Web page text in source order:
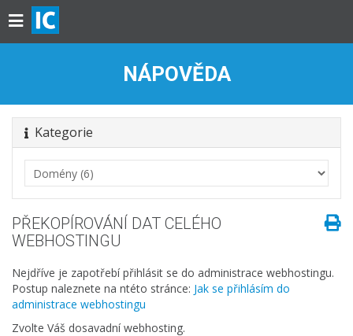
NÁPOVĚDA
Kategorie
PŘEKOPÍROVÁNÍ DAT CELÉHO
WEBHOSTINGU
Nejdříve je zapotřebí přihlásit se do administrace webhostingu.
Postup naleznete na ntéto stránce: Jak se přihlásím do
administrace webhostingu
Zvolte Váš dosavadní webhosting.